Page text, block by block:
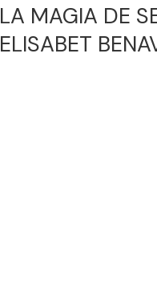
LA MAGIA DE
ELISABET